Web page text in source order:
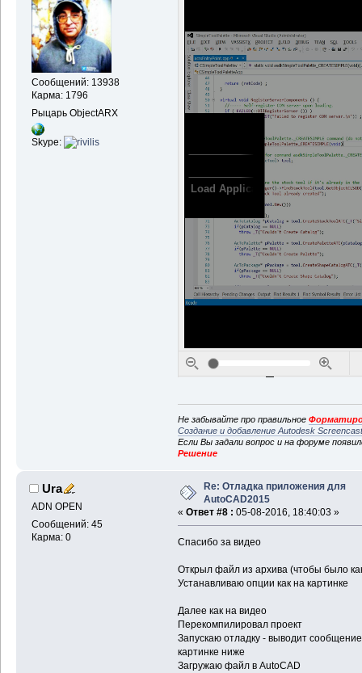
Сообщений: 13938
Карма: 1796
Рыцарь ObjectARX
Skype:
Не забывайте про правильное
Создание и добавление Autodesk
Если Вы задали вопрос и на форуме
Решение
Ura
ADN OPEN
Сообщений: 45
Карма: 0
Re: Отладка приложения для
AutoCAD2015
« Ответ #8 : 05-08-2016, 18:40:03 »
Спасибо за видео
Открыл файл из архива (чтобы было
Устанавливаю опции как на картинке
Далее как на видео
Перекомпилировал проект
Запускаю отладку - выводит
картинке ниже
Загружаю файл в AutoCAD